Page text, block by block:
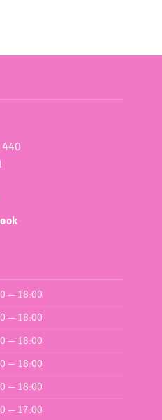
440
— 18:00
— 18:00
— 18:00
— 18:00
— 18:00
— 17:00